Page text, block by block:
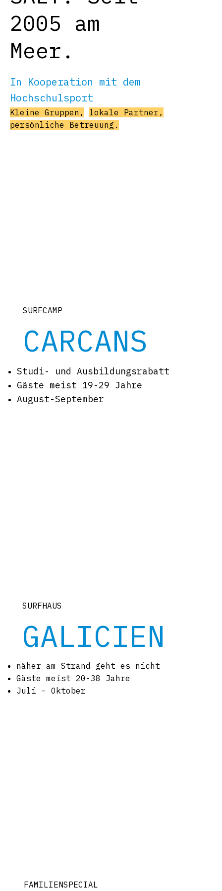
2005 am
Meer.
In Kooperation mit dem
Hochschulsport
Kleine Gruppen,
lokale Partner,
persönliche Betreuung.
FAMILIENSPECIAL
SURFHAUS
GALICIEN
näher am Strand geht es nicht
Gäste meist 20-38 Jahre
Juli - Oktober
SURFCAMP
CARCANS
Studi- und Ausbildungsrabatt
Gäste meist 19-29 Jahre
August-September